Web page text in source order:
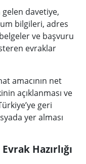
davetiye,
bilgileri, adres
ve başvuru
evraklar
amacının net
açıklanması ve
geri
yer alması
Hazırlığı